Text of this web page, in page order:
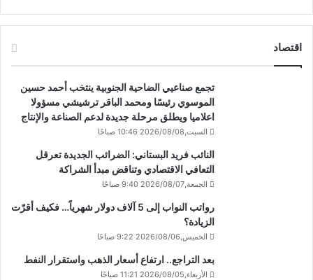
اقتصاد
تجمع صناعيي الضاحية الجنوبية ينتخب أحمد حسين
الموسوي رئيسًا ومحمد الباقر ترشيشي مسؤولا
اعلاميا ويطلق مرحلة جديدة لدعم الصناعة والإنتاج
السبت,2026/08/08 10:46 صباحًا
النائب فريد البستاني: الضرائب الجديدة تعرقل
التعافي الاقتصادي وتناقض مبدأ الشراكة
الجمعة,2026/08/07 9:40 صباحًا
رواتب النواب إلى 5 آلاف دولار شهرياً… فكيف أقرّت
الزيادة؟
الخميس,2026/08/06 9:22 صباحًا
بعد التراجع.. ارتفاع أسعار الذهب واستقرار النفط
الأربعاء,2026/08/05 11:21 صباحًا